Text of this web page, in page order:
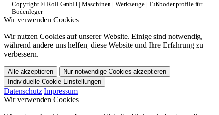
Copyright © Roll GmbH | Maschinen | Werkzeuge | Fußbodenprofile für
Bodenleger
Wir verwenden Cookies
Wir nutzen Cookies auf unserer Website. Einige sind notwendig,
während andere uns helfen, diese Website und Ihre Erfahrung zu
verbessern.
Alle akzeptieren
Nur notwendige Cookies akzeptieren
Individuelle Cookie Einstellungen
Datenschutz Impressum
Wir verwenden Cookies